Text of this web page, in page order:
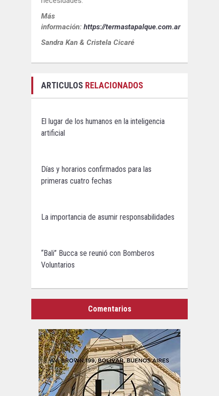
Más
información: https://termastapalque.com.ar
Sandra Kan & Cristela Cicaré
ARTICULOS RELACIONADOS
El lugar de los humanos en la inteligencia
artificial
Días y horarios confirmados para las
primeras cuatro fechas
La importancia de asumir responsabilidades
“Bali” Bucca se reunió con Bomberos
Voluntarios
Comentarios